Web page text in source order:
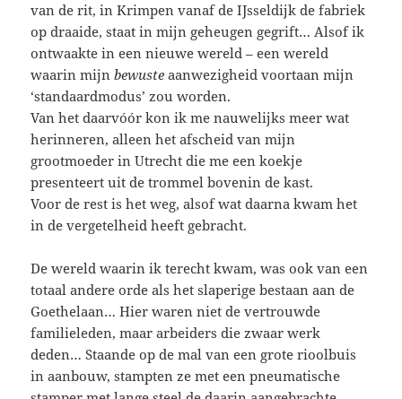
van de rit, in Krimpen vanaf de IJsseldijk de fabriek
op draaide, staat in mijn geheugen gegrift… Alsof ik
ontwaakte in een nieuwe wereld – een wereld
waarin mijnbewusteaanwezigheid voortaan mijn
‘standaardmodus’ zou worden.
Van het daarvóór kon ik me nauwelijks meer wat
herinneren, alleen het afscheid van mijn
grootmoeder in Utrecht die me een koekje
presenteert uit de trommel bovenin de kast.
Voor de rest is het weg, alsof wat daarna kwam het
in de vergetelheid heeft gebracht.
De wereld waarin ik terecht kwam, was ook van een
totaal andere orde als het slaperige bestaan aan de
Goethelaan… Hier waren niet de vertrouwde
familieleden, maar arbeiders die zwaar werk
deden… Staande op de mal van een grote rioolbuis
in aanbouw, stampten ze met een pneumatische